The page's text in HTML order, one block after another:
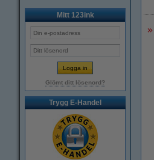
Mitt 123ink
Glömt ditt lösenord?
Trygg E-Handel